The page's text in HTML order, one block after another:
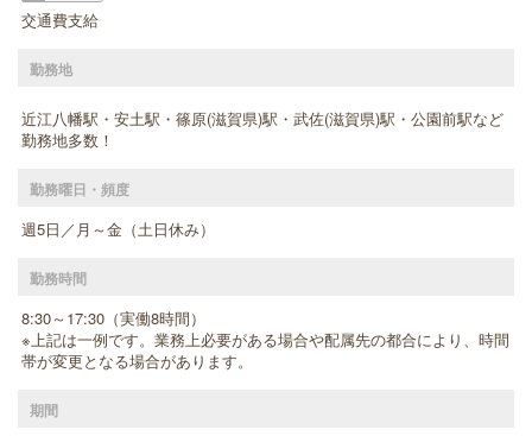
交通費支給
勤務地
近江八幡駅・安土駅・篠原(滋賀県)駅・武佐(滋賀県)駅・公園前駅など
勤務地多数！
勤務曜日・頻度
週5日／月～金（土日休み）
勤務時間
8:30～17:30（実働8時間）
※上記は一例です。業務上必要がある場合や配属先の都合により、時間
帯が変更となる場合があります。
期間